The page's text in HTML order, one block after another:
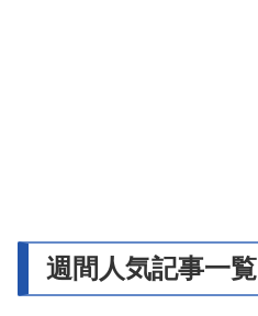
週間人気記事一覧